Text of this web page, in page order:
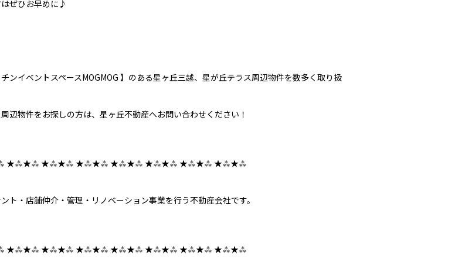
ぜひお早めに♪
ンイベントスペースMOGMOG 】のある星ヶ丘三越、星が丘テラス周辺物件を数多く取り扱
辺物件をお探しの方は、星ヶ丘不動産へお問い合わせください！
★⁂★⁂ ★⁂★⁂ ★⁂★⁂ ★⁂★⁂ ★⁂★⁂ ★⁂★⁂ ★⁂★⁂
ト・店舗仲介・管理・リノベーション事業を行う不動産会社です。
★⁂★⁂ ★⁂★⁂ ★⁂★⁂ ★⁂★⁂ ★⁂★⁂ ★⁂★⁂ ★⁂★⁂